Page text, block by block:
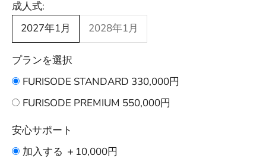
成人式:
2027年1月
2028年1月
プランを選択
FURISODE STANDARD 330,000円
FURISODE PREMIUM 550,000円
安心サポート
加入する ＋10,000円